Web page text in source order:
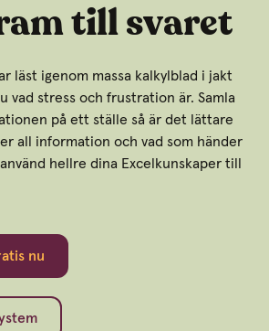
till svaret
läst igenom massa kalkylblad i jakt
vad stress och frustration är. Samla
på ett ställe så är det lättare
all information och vad som händer
hellre dina Excelkunskaper till
nu